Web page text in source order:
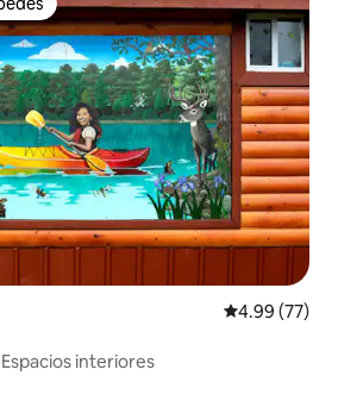
Calificación
4.99 (77)
Espacios interiores